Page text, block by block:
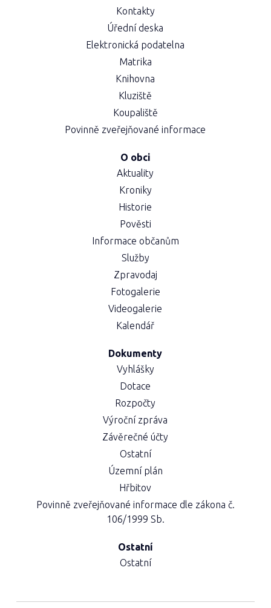
Kontakty
Úřední deska
Elektronická podatelna
Matrika
Knihovna
Kluziště
Koupaliště
Povinně zveřejňované informace
O obci
Aktuality
Kroniky
Historie
Pověsti
Informace občanům
Služby
Zpravodaj
Fotogalerie
Videogalerie
Kalendář
Dokumenty
Vyhlášky
Dotace
Rozpočty
Výroční zpráva
Závěrečné účty
Ostatní
Územní plán
Hřbitov
Povinně zveřejňované informace dle zákona č.
106/1999 Sb.
Ostatní
Ostatní